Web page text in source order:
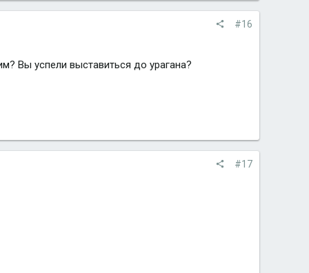
#16
Вы успели выставиться до урагана?
#17